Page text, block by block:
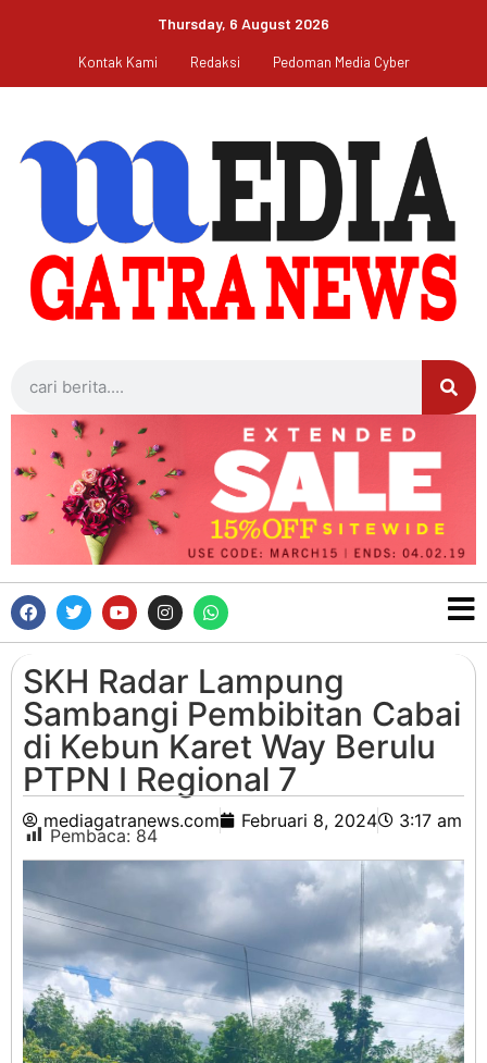
Thursday, 6 August 2026
Kontak Kami Redaksi Pedoman Media Cyber
SKH Radar Lampung
Sambangi Pembibitan Cabai
di Kebun Karet Way Berulu
PTPN I Regional 7
mediagatranews.com Februari 8, 2024 3:17 am
Pembaca: 84